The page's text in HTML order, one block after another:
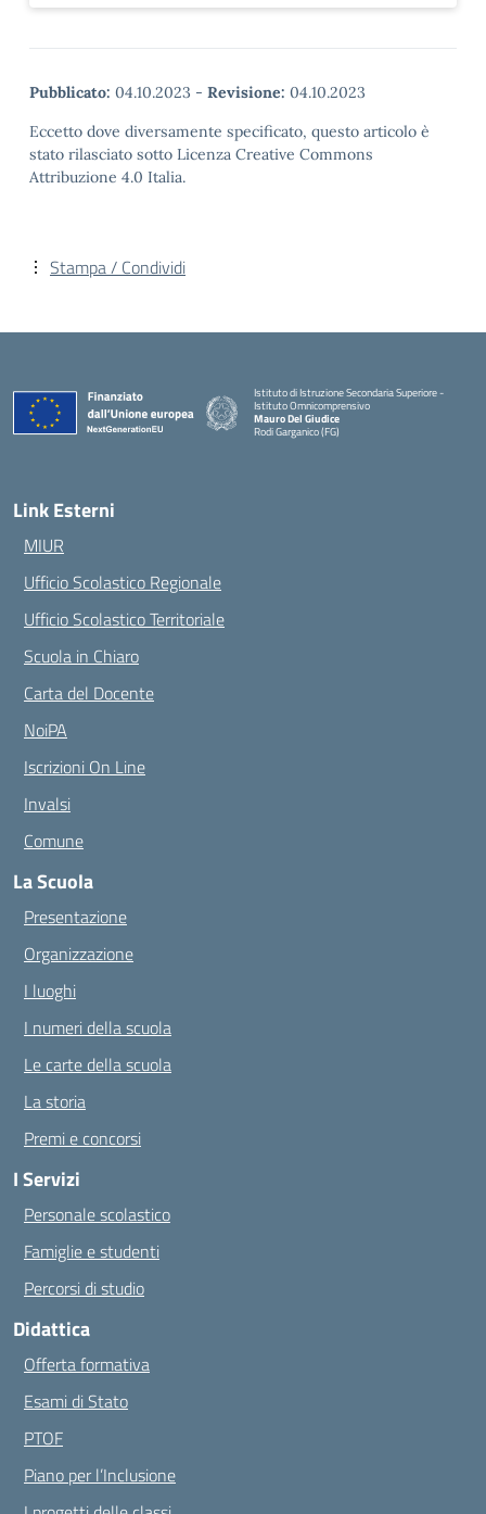
Pubblicato: 04.10.2023 - Revisione: 04.10.2023
Eccetto dove diversamente specificato, questo articolo è
stato rilasciato sotto Licenza Creative Commons
Attribuzione 4.0 Italia.
Stampa / Condividi
Istituto di Istruzione Secondaria Superiore -
Istituto Omnicomprensivo
Mauro Del Giudice
Rodi Garganico (FG)
— Visita la pagina iniziale della scuola
Link Esterni
MIUR
Ufficio Scolastico Regionale
Ufficio Scolastico Territoriale
Scuola in Chiaro
Carta del Docente
NoiPA
Iscrizioni On Line
Invalsi
Comune
La Scuola
Presentazione
Organizzazione
I luoghi
I numeri della scuola
Le carte della scuola
La storia
Premi e concorsi
I Servizi
Personale scolastico
Famiglie e studenti
Percorsi di studio
Didattica
Offerta formativa
Esami di Stato
PTOF
Piano per l’Inclusione